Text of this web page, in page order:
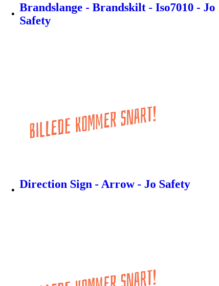
Brandslange - Brandskilt - Iso7010 - Jo
Safety
Direction Sign - Arrow - Jo Safety